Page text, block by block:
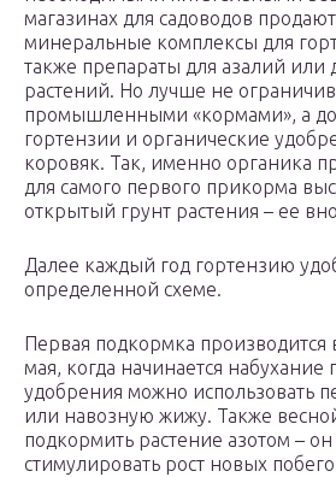
магазинах для садоводов
минеральные комплексы для
также препараты для азалий или
растений. Но лучше не
промышленными «кормами», а
гортензии и органические
коровяк. Так, именно органика
для самого первого прикорма
открытый грунт растения – ее
Далее каждый год гортензию
определенной схеме.
Первая подкормка производится
мая, когда начинается набухание
удобрения можно использовать
или навозную жижу. Также
подкормить растение азотом – он
стимулировать рост новых